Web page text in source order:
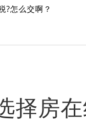
?怎么交啊？
择房